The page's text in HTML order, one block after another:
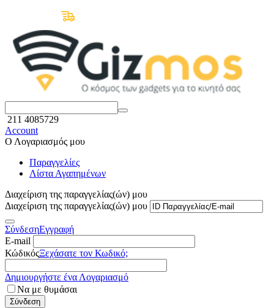
211 4085729
Account
Ο Λογαριασμός μου
Παραγγελίες
Λίστα Αγαπημένων
Διαχείριση της παραγγελίας(ών) μου
Διαχείριση της παραγγελίας(ών) μου
ΣύνδεσηΕγγραφή
E-mail
ΚώδικόςΞεχάσατε τον Κωδικό;
Δημιουργήστε ένα Λογαριασμό
Να με θυμάσαι
Σύνδεση